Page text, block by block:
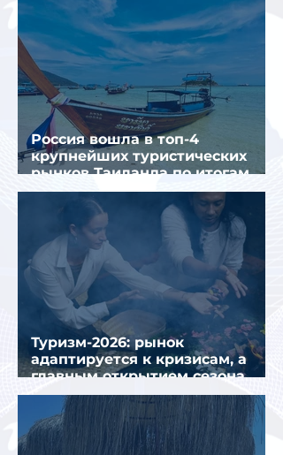
Россия вошла в топ-4
крупнейших туристических
рынков Таиланда по итогам
семи месяцев 2026 года
Туризм-2026: рынок
адаптируется к кризисам, а
главным открытием сезона
стал Вьетнам